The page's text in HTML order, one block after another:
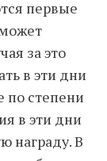
первые
за это
в эти дни
по степени
в эти дни
награду. В